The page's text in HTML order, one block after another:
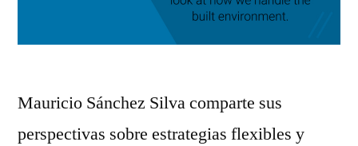
Mauricio Sánchez Silva comparte sus
perspectivas sobre estrategias flexibles y